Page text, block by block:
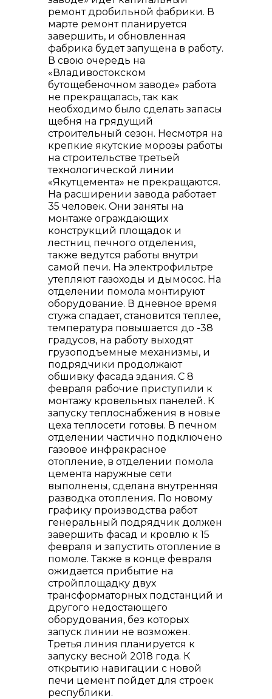
ремонт дробильной фабрики. В
марте ремонт планируется
завершить, и обновленная
фабрика будет запущена в работу.
В свою очередь на
«Владивостокском
бутощебеночном заводе» работа
не прекращалась, так как
необходимо было сделать запасы
щебня на грядущий
строительный сезон. Несмотря на
крепкие якутские морозы работы
на строительстве третьей
технологической линии
«Якутцемента» не прекращаются.
На расширении завода работает
35 человек. Они заняты на
монтаже ограждающих
конструкций площадок и
лестниц печного отделения,
также ведутся работы внутри
самой печи. На электрофильтре
утепляют газоходы и дымосос. На
отделении помола монтируют
оборудование. В дневное время
стужа спадает, становится теплее,
температура повышается до -38
градусов, на работу выходят
грузоподъемные механизмы, и
подрядчики продолжают
обшивку фасада здания. С 8
февраля рабочие приступили к
монтажу кровельных панелей. К
запуску теплоснабжения в новые
цеха теплосети готовы. В печном
отделении частично подключено
газовое инфракрасное
отопление, в отделении помола
цемента наружные сети
выполнены, сделана внутренняя
разводка отопления. По новому
графику производства работ
генеральный подрядчик должен
завершить фасад и кровлю к 15
февраля и запустить отопление в
помоле. Также в конце февраля
ожидается прибытие на
стройплощадку двух
трансформаторных подстанций и
другого недостающего
оборудования, без которых
запуск линии не возможен.
Третья линия планируется к
запуску весной 2018 года. К
открытию навигации с новой
печи цемент пойдет для строек
республики.